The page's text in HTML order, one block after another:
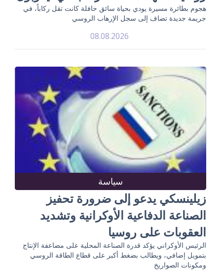
هجوم بطائرة مسيرة يودي بحياة سائق حافلة كانت تقل ركاباً، في
جريمة جديدة تضاف إلى سجل الإرهاب الروسي
08.08.2026
سياسة
زيلينسكي يدعو إلى ضرورة تحفيز
الصناعة الدفاعية الأوكرانية وتشديد
العقوبات على روسيا
الرئيس الأوكراني يؤكد قدرة الصناعة المحلية على مضاعفة الإنتاج
بتمويل إضافي، ويطالب بضغط أكبر على قطاع الطاقة الروسي
ومكونات الصواريخ